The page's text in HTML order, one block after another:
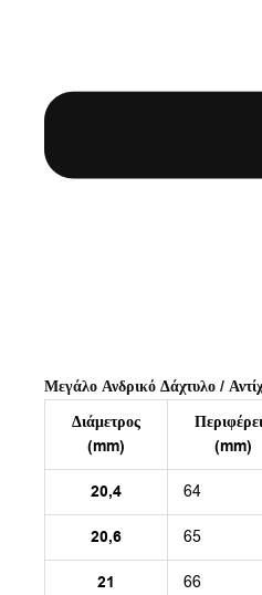
Μεγάλο Ανδρικό Δάχτυλο /
Διάμετρος
(mm)
(mm)
20,4 64
20,6 65
21 66